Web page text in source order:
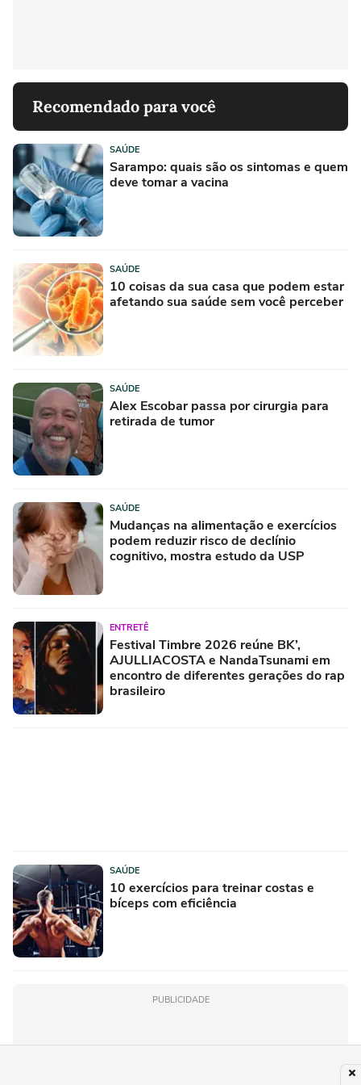
Recomendado para você
SAÚDE
Sarampo: quais são os sintomas e quem
deve tomar a vacina
SAÚDE
10 coisas da sua casa que podem estar
afetando sua saúde sem você perceber
SAÚDE
Alex Escobar passa por cirurgia para
retirada de tumor
SAÚDE
Mudanças na alimentação e exercícios
podem reduzir risco de declínio
cognitivo, mostra estudo da USP
ENTRETÊ
Festival Timbre 2026 reúne BK’,
AJULLIACOSTA e NandaTsunami em
encontro de diferentes gerações do rap
brasileiro
SAÚDE
10 exercícios para treinar costas e
bíceps com eficiência
PUBLICIDADE